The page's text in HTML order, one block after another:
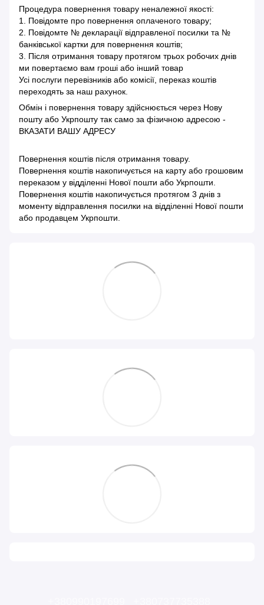
Процедура повернення товару неналежної якості:
1. Повідомте про повернення оплаченого товару;
2. Повідомте № декларації відправленої посилки та №
банківської картки для повернення коштів;
3. Після отримання товару протягом трьох робочих днів
ми повертаємо вам гроші або інший товар
Усі послуги перевізників або комісії, переказ коштів
переходять за наш рахунок.
Обмін і повернення товару здійснюється через Нову
пошту або Укрпошту так само за фізичною адресою -
ВКАЗАТИ ВАШУ АДРЕСУ
Повернення коштів після отримання товару.
Повернення коштів накопичується на карту або грошовим
переказом у відділенні Нової пошти або Укрпошти.
Повернення коштів накопичується протягом 3 днів з
моменту відправлення посилки на відділенні Нової пошти
або продавцем Укрпошти.